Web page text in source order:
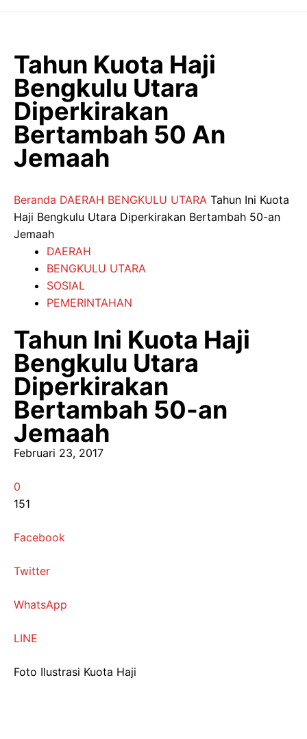
Tahun Kuota Haji
Bengkulu Utara
Diperkirakan
Bertambah 50 An
Jemaah
Beranda DAERAH BENGKULU UTARA Tahun Ini Kuota
Haji Bengkulu Utara Diperkirakan Bertambah 50-an
Jemaah
DAERAH
BENGKULU UTARA
SOSIAL
PEMERINTAHAN
Tahun Ini Kuota Haji
Bengkulu Utara
Diperkirakan
Bertambah 50-an
Jemaah
Februari 23, 2017
0
151
Facebook
Twitter
WhatsApp
LINE
Foto Ilustrasi Kuota Haji